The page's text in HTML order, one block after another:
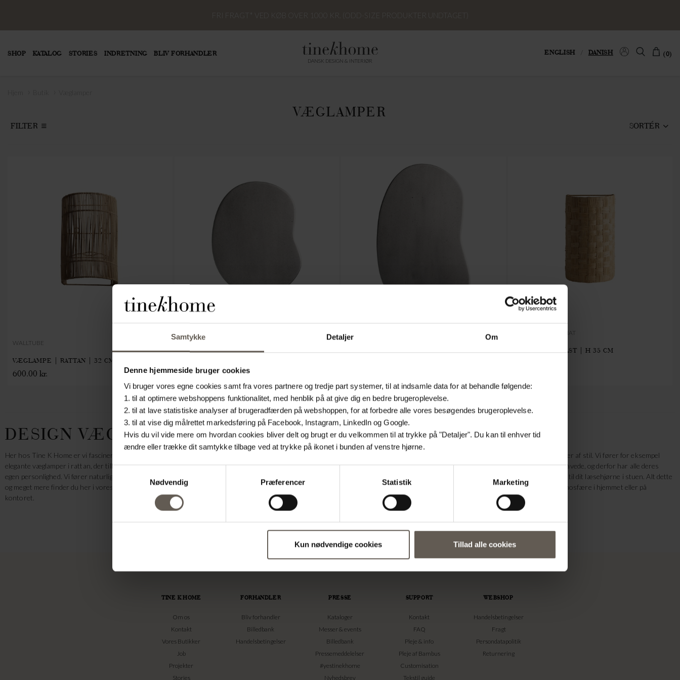
Samtykke Detaljer Om
Denne hjemmeside bruger cookies
Vi bruger vores egne cookies samt fra vores partnere og tredje part systemer, til at indsamle data for at behandle følgende:
1. til at optimere webshoppens funktionalitet, med henblik på at give dig en bedre brugeroplevelse.
2. til at lave statistiske analyser af brugeradfærden på webshoppen, for at forbedre alle vores besøgendes brugeroplevelse.
3. til at vise dig målrettet markedsføring på Facebook, Instagram, LinkedIn og Google.
Hvis du vil vide mere om hvordan cookies bliver delt og brugt er du velkommen til at trykke på "Detaljer". Du kan til enhver tid
ændre eller trække dit samtykke tilbage ved at trykke på ikonet i bunden af venstre hjørne.
Samtykkevalg
Nødvendig
Præferencer Statistik Marketing
Kun nødvendige cookies Tillad alle cookies
SHOP KATALOG STORIES INDRETNING BLIV FORHANDLER
DANSK DESIGN & INTERIØR
(0)
ENGLISH DANISH
VÆGLAMPER
FILTER SORTÉR
WALLTUBE
VÆGLAMPE | RATTAN | 32 CM
600.00 kr.
DUNEWALLLAMP-M-RAW
960.00 kr.
WALLBAST-PLEAT-NAT
VÆGLAMPE | BAST | H 35 CM
DESIGN VÆGLAMPE
Her hos Tine K Home er vi fascinerede af belysning, og hvad det gør ved stemningen i et rum. Hos os kan du derfor finde et spændende udvalg af fantastiske design væglamper, der emmer af stil. Vi fører for eksempel
elegante væglamper i rattan, der tillader lyset at slippe igennem lampens skærm, som derved kaster et smukt lys på omgivelserne. Du vil ofte kunne finde varianter i rattan, der er håndlavede, og derfor har alle deres
egen personlighed. Vi fører naturligvis også væglamper i jern, blandt andet justerbare varianter, der kan vendes og drejes, nøjagtig som du ønsker. Disse er oplagte til entréen, men også til dit læsehjørne i stuen. Alt dette
og meget mere finder du her i vores kategori med væglamper, og vi tilføjer med jævne mellemrum nye modeller til vores sortiment. Se nærmere på hele udvalget og skab den perfekte atmosfære i hjemmet eller på
kontoret.
TINE K HOME
Om os
Kontakt
Vores Butikker
Job
Projekter
Stories
FORHANDLER
Bliv forhandler
Billedbank
Handelsbetingelser
PRESSE
Kataloger
Messer & events
Billedbank
Pressemeddelelser
#yestinekhome
Nyhedsbrev
SUPPORT
Kontakt
FAQ
Pleje & info
Pleje af Bambus
Customisation
Tekstil guide
WEBSHOP
Handelsbetingelser
Fragt
Persondatapolitik
Returnering